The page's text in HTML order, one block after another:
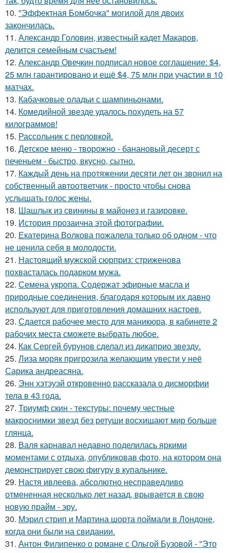
10. "Эффектная Бомбочка" могилой для двоих
закончилась.
11. Александр Головин, известный кадет Макаров,
делится семейным счастьем!
12. Александр Овечкин подписал новое соглашение: $4,
25 млн гарантировано и ещё $4, 75 млн при участии в 10
матчах.
13. Кабачковые оладьи с шампиньонами.
14. Комедийной звезде удалось похудеть на 57
килограммов!
15. Рассольник с перловкой.
16. Детское меню - творожно - банановый десерт с
печеньем - быстро, вкусно, сытно.
17. Каждый день на протяжении десяти лет он звонил на
собственный автоответчик - просто чтобы снова
услышать голос жены.
18. Шашлык из свинины в майонез и газировке.
19. История прозаична этой фотографии.
20. Екатерина Волкова пожалела только об одном - что
не ценила себя в молодости.
21. Настоящий мужской сюрприз: стриженова
похвасталась подарком мужа.
22. Семена укропа. Содержат эфирные масла и
природные соединения, благодаря которым их давно
используют для приготовления домашних настоев.
23. Сдается рабочее место для маникюра, в кабинете 2
рабочих места сможете выбрать любое.
24. Как Сергей бурунов сделал из дикаприо звезду.
25. Лиза моряк пригрозила желающим увести у неё
Сарика андреасяна.
26. Энн хэтэуэй откровенно рассказала о дисморфии
тела в 43 года.
27. Триумф скин - текстуры: почему честные
макроснимки звезд без ретуши восхищают мир больше
глянца.
28. Валя карнавал недавно поделилась яркими
моментами с отдыха, опубликовав фото, на котором она
демонстрирует свою фигуру в купальнике.
29. Настя ивлеева, абсолютно несправедливо
отмененная несколько лет назад, врывается в свою
новую прайм - эру.
30. Мэрил стрип и Мартина шорта поймали в Лондоне,
когда они были на свидании.
31. Антон Филипенко о романе с Ольгой Бузовой - "Это